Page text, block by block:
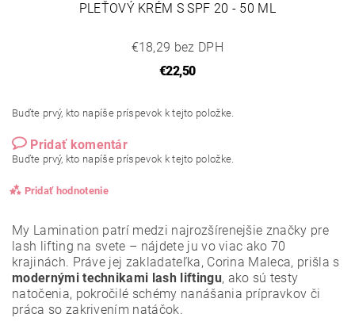
PLEŤOVÝ KRÉM S SPF 20 - 50 ML
€18,29 bez DPH
€22,50
Buďte prvý, kto napíše príspevok k tejto položke.
Pridať komentár
Buďte prvý, kto napíše príspevok k tejto položke.
Pridať hodnotenie
My Lamination patrí medzi najrozšírenejšie značky pre
lash lifting na svete – nájdete ju vo viac ako 70
krajinách. Práve jej zakladateľka, Corina Maleca, prišla s
modernými technikami lash liftingu, ako sú testy
natočenia, pokročilé schémy nanášania prípravkov či
práca so zakrivením natáčok.